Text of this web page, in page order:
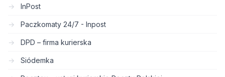
InPost
Paczkomaty 24/7 - Inpost
DPD – firma kurierska
Siódemka